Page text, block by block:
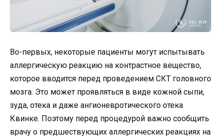
Во-первых, некоторые пациенты могут испытывать
аллергическую реакцию на контрастное вещество,
которое вводится перед проведением СКТ головного
мозга. Это может проявляться в виде кожной сыпи,
зуда, отека и даже ангионевротического отека
Квинке. Поэтому перед процедурой важно сообщить
врачу о предшествующих аллергических реакциях на